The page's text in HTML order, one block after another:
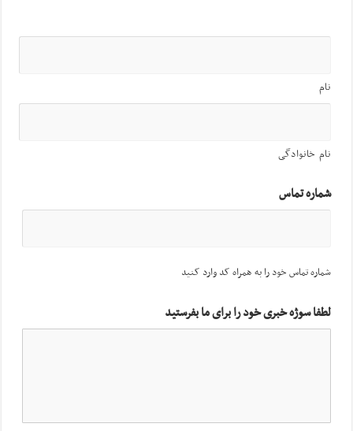
نام
نام خانوادگی
شماره تماس
شماره تماس خود را به همراه کد وارد کنید
لطفا سوژه خبری خود را برای ما بفرستید